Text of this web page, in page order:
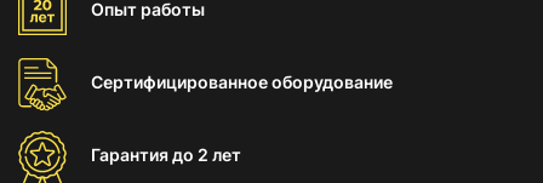
Опыт работы
Сертифицированноеоборудование
Гарантиядо 2 лет